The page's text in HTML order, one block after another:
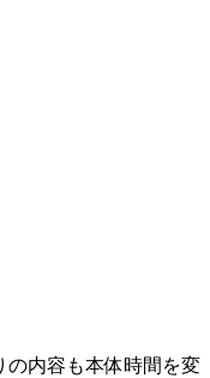
の内容も本体時間を変